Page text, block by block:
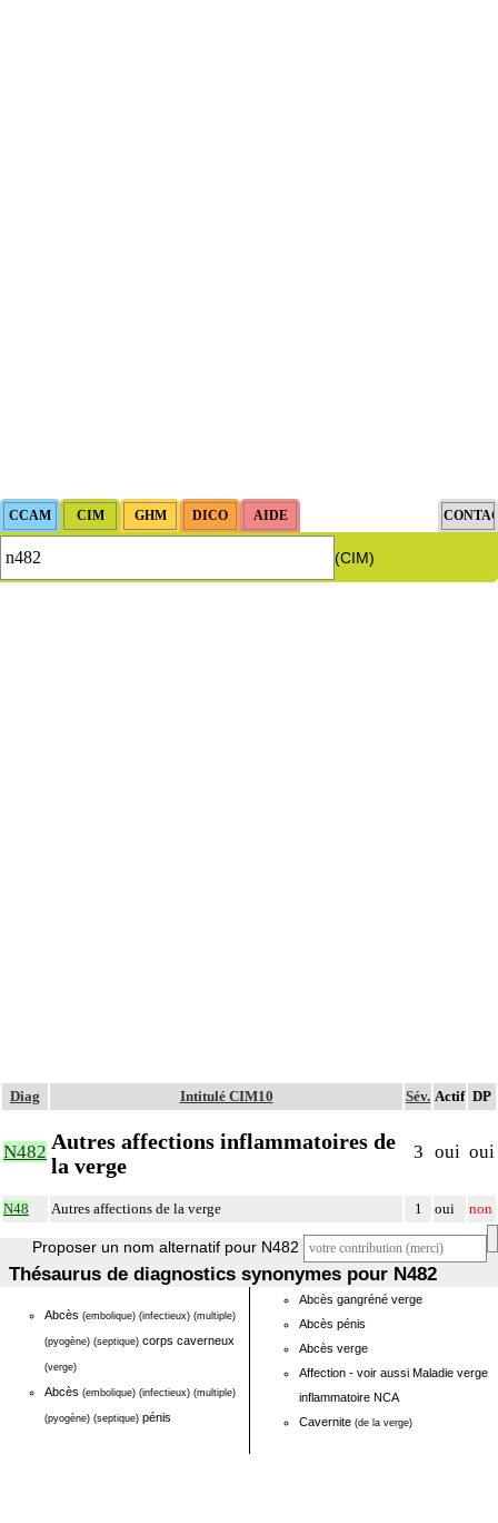
(CIM)
Diag Intitulé CIM10 Sév. Actif DP
N482 Autres affections inflammatoires de
la verge
3 oui oui
N48 Autres affections de la verge 1 oui non
Proposer un nom alternatif pour N482
Thésaurus de diagnostics synonymes pour N482
Abcès (embolique) (infectieux) (multiple)
(pyogène) (septique) corps caverneux
(verge)
Abcès (embolique) (infectieux) (multiple)
(pyogène) (septique) pénis
Abcès gangréné verge
Abcès pénis
Abcès verge
Affection - voir aussi Maladie verge
inflammatoire NCA
Cavernite (de la verge)